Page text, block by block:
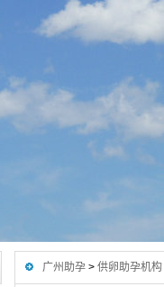
广州助孕 > 供卵助孕机构